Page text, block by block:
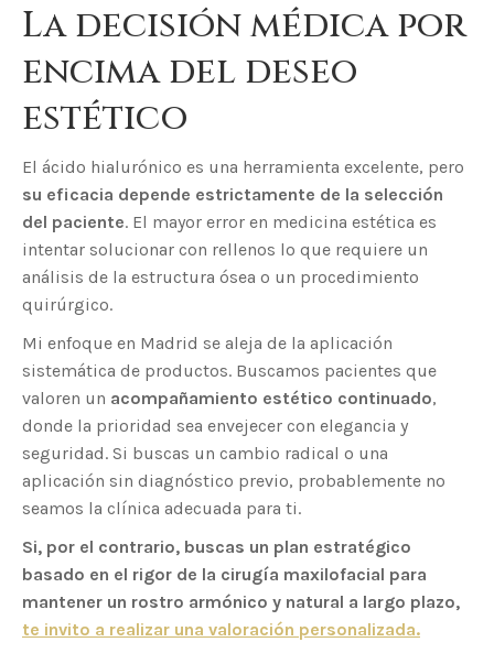
La decisión médica por
encima del deseo
estético
El ácido hialurónico es una herramienta excelente, pero
su eficacia depende estrictamente de la selección
del paciente. El mayor error en medicina estética es
intentar solucionar con rellenos lo que requiere un
análisis de la estructura ósea o un procedimiento
quirúrgico.
Mi enfoque en Madrid se aleja de la aplicación
sistemática de productos. Buscamos pacientes que
valoren un acompañamiento estético continuado,
donde la prioridad sea envejecer con elegancia y
seguridad. Si buscas un cambio radical o una
aplicación sin diagnóstico previo, probablemente no
seamos la clínica adecuada para ti.
Si, por el contrario, buscas un plan estratégico
basado en el rigor de la cirugía maxilofacial para
mantener un rostro armónico y natural a largo plazo,
te invito a realizar una valoración personalizada.